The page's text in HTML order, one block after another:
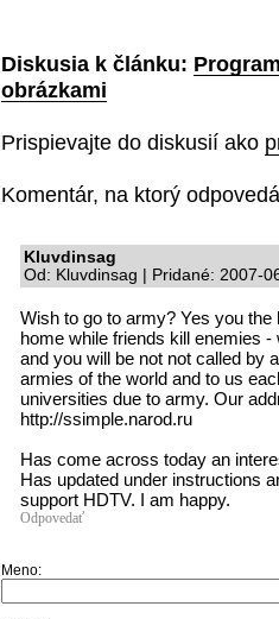
Diskusia k článku:
obrázkami
Prispievajte do diskusií ako
Komentár, na ktorý
Kluvdinsag
Od: Kluvdinsag | Pridané: 2007-
Wish to go to army? Yes you
home while friends kill enemies
and you will be not not called by
armies of the world and to us
universities due to army. Our
http://ssimple.narod.ru
Has come across today an
Has updated under instructions
support HDTV. I am happy.
Odpovedať
Meno: